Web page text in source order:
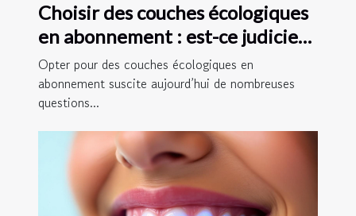
Choisir des couches écologiques
en abonnement : est-ce judicieux
?
Opter pour des couches écologiques en
abonnement suscite aujourd’hui de nombreuses
questions...